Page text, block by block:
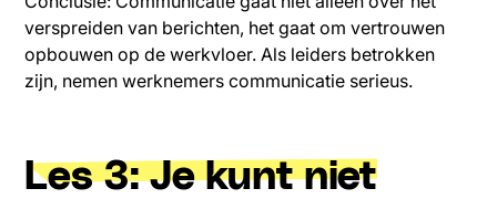
verspreiden van berichten, het gaat om vertrouwen
opbouwen op de werkvloer. Als leiders betrokken
zijn, nemen werknemers communicatie serieus.
Les 3: Je kunt niet